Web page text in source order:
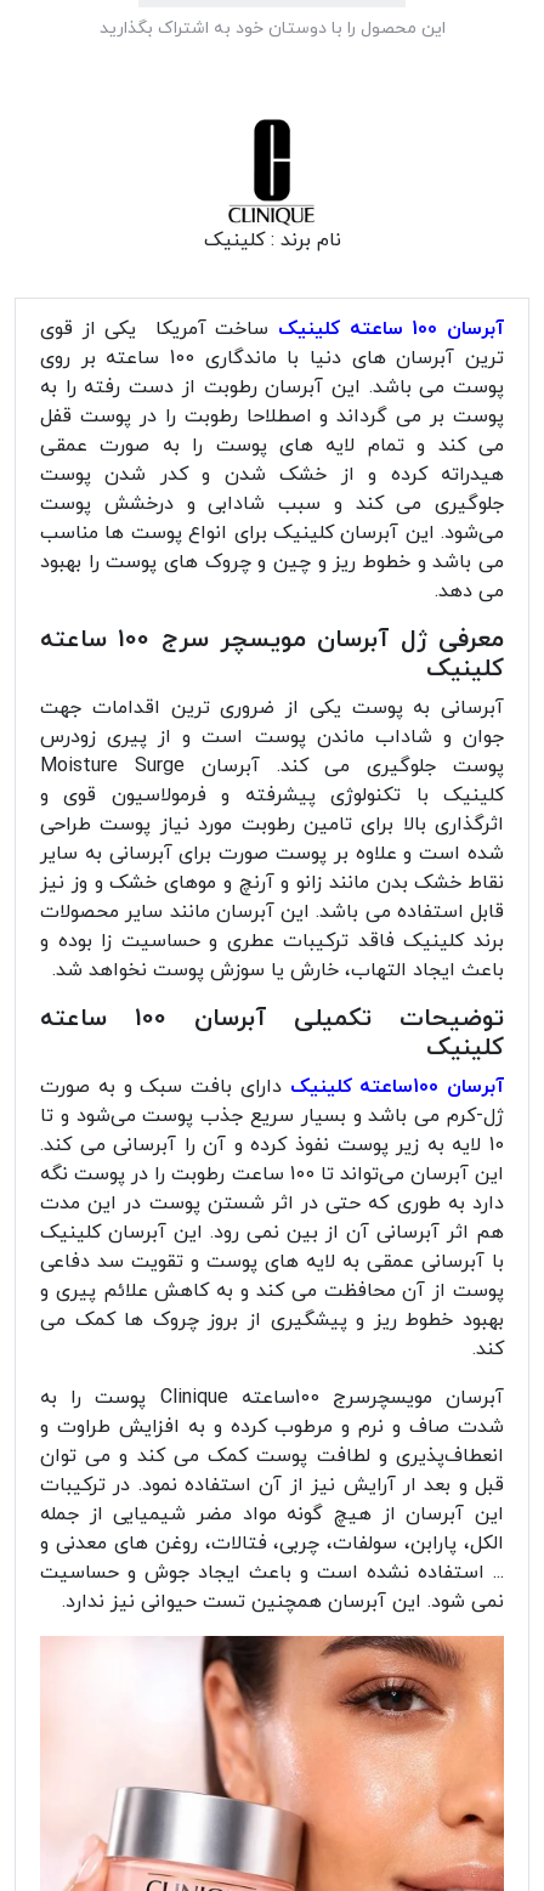
این محصول را با دوستان خود به اشتراک بگذارید
نام برند :کلینیک
آبرسان 100 ساعته کلینیک
ساخت آمریکا یکی از قوی
ترین آبرسان های دنیا با ماندگاری 100 ساعته بر روی
پوست می باشد. این آبرسان رطوبت از دست رفته را به
پوست بر می گرداند و اصطلاحا رطوبت را در پوست قفل
می کند و تمام لایه های پوست را به صورت عمقی
هیدراته کرده و از خشک شدن و کدر شدن پوست
جلوگیری می کند و سبب شادابی و درخشش پوست
می‌شود. این آبرسان کلینیک برای انواع پوست ها مناسب
می باشد و خطوط ریز و چین و چروک‌ های پوست را بهبود
می دهد.
معرفی ژل آبرسان مویسچر سرج 100 ساعته
کلینیک
آبرسانی به پوست یکی از ضروری ترین اقدامات جهت
جوان و شاداب ماندن پوست است و از پیری زودرس
پوست جلوگیری می کند. آبرسان Moisture Surge
کلینیک با تکنولوژی پیشرفته و فرمولاسیون قوی و
اثرگذاری بالا برای تامین رطوبت مورد نیاز پوست طراحی
شده است و علاوه بر پوست صورت برای آبرسانی به سایر
نقاط خشک بدن مانند زانو و آرنچ و موهای خشک و وز نیز
قابل استفاده می باشد. این آبرسان مانند سایر محصولات
برند کلینیک فاقد ترکیبات عطری و حساسیت زا بوده و
باعث ایجاد التهاب، خارش یا سوزش پوست نخواهد شد.
توضیحات تکمیلی آبرسان 100 ساعته
کلینیک
آبرسان 100ساعته کلینیک
دارای بافت سبک و به صورت
ژل-کرم می باشد و بسیار سریع جذب پوست می‌شود و تا
10 لایه به زیر پوست نفوذ کرده و آن را آبرسانی می کند.
این آبرسان می‌تواند تا 100 ساعت رطوبت را در پوست نگه
دارد به طوری که حتی در اثر شستن پوست در این مدت
هم اثر آبرسانی آن از بین نمی رود. این آبرسان کلینیک
با آبرسانی عمقی به لایه ‌های پوست و تقویت سد دفاعی
پوست از آن محافظت می کند و به کاهش علائم پیری و
بهبود خطوط ریز و پیشگیری از بروز چروک ‌ها کمک می
کند.
آبرسان مویسچرسرج 100ساعته Clinique پوست را به
شدت صاف و نرم و مرطوب کرده و به افزایش طراوت و
انعطاف‌پذیری و لطافت پوست کمک می کند و می توان
قبل و بعد ار آرایش نیز از آن استفاده نمود. در ترکیبات
این آبرسان از هیچ گونه مواد مضر شیمیایی از جمله
الکل، پارابن، سولفات، چربی، فتالات، روغن های معدنی و
... استفاده نشده است و باعث ایجاد جوش و حساسیت
نمی شود. این آبرسان همچنین تست حیوانی نیز ندارد.